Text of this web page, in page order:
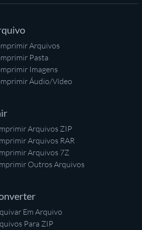
Arquivos
Pasta
Imagens
Áudio/Vídeo
Arquivos ZIP
Arquivos RAR
Arquivos 7Z
Outros Arquivos
Em Arquivo
Para ZIP